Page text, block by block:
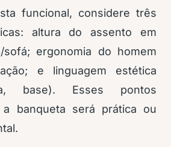
funcional, considere três
altura do assento em
sofá; ergonomia do homem
e linguagem estética
base). Esses pontos
a banqueta será prática ou